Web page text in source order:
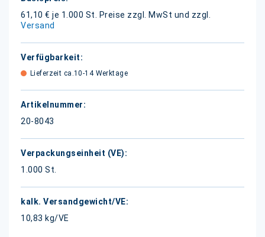
Informationen
61,10 € je 1.000 St.
Preise zzgl. MwSt und zzgl.
Versand
Lieferzeit ca.10-14 Werktage
20-8043
1.000 St.
10,83 kg/VE